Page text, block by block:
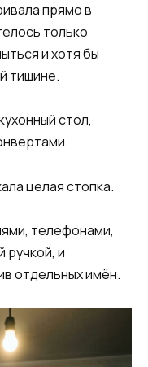
прямо в
только
и хотя бы
тишине.
стол,
целая стопка.
телефонами,
ручкой, и
отдельных имён.